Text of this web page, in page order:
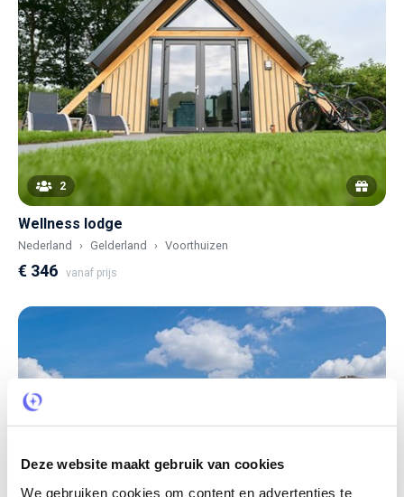
Deze website maakt gebruik van cookies
We gebruiken cookies om content en advertenties te
2
Wellness lodge
Nederland Gelderland Voorthuizen
€ 346 vanaf prijs